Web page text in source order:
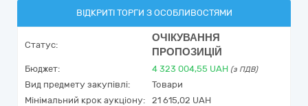
ВІДКРИТІ ТОРГИ З ОСОБЛИВОСТЯМИ
Статус:
ОЧІКУВАННЯ
ПРОПОЗИЦІЙ
Бюджет: 4 323 004,55 UAH (з ПДВ)
Вид предмету закупівлі:
Товари
Мінімальний крок аукціону:
21 615,02 UAH